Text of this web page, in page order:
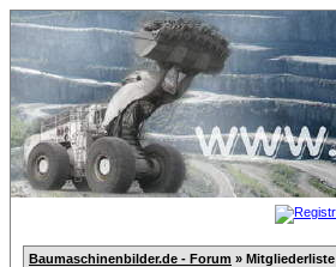
Baumaschinenbilder.de - Forum » Mitgliederliste